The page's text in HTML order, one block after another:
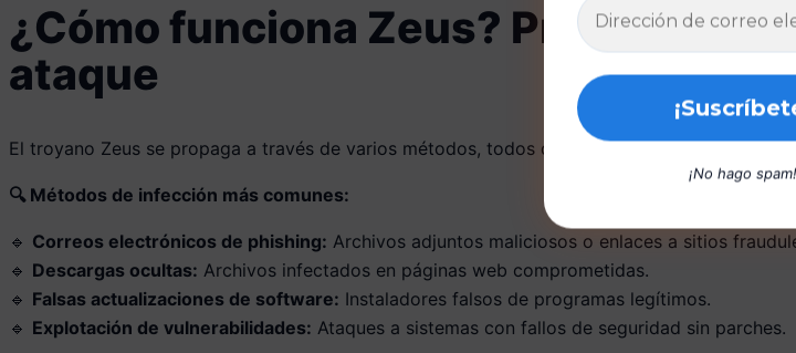
¿Cómo funciona Zeus? Principales
ataque
El troyano Zeus se propaga a través de varios métodos, todos diseñados para engañar al
🔍 Métodos de infección más comunes:
🔹 Correos electrónicos de phishing: Archivos adjuntos maliciosos o enlaces a sitios
🔹 Descargas ocultas: Archivos infectados en páginas web comprometidas.
🔹 Falsas actualizaciones de software: Instaladores falsos de programas legítimos.
🔹 Explotación de vulnerabilidades: Ataques a sistemas con fallos de seguridad sin parches.
¡No hago spam!